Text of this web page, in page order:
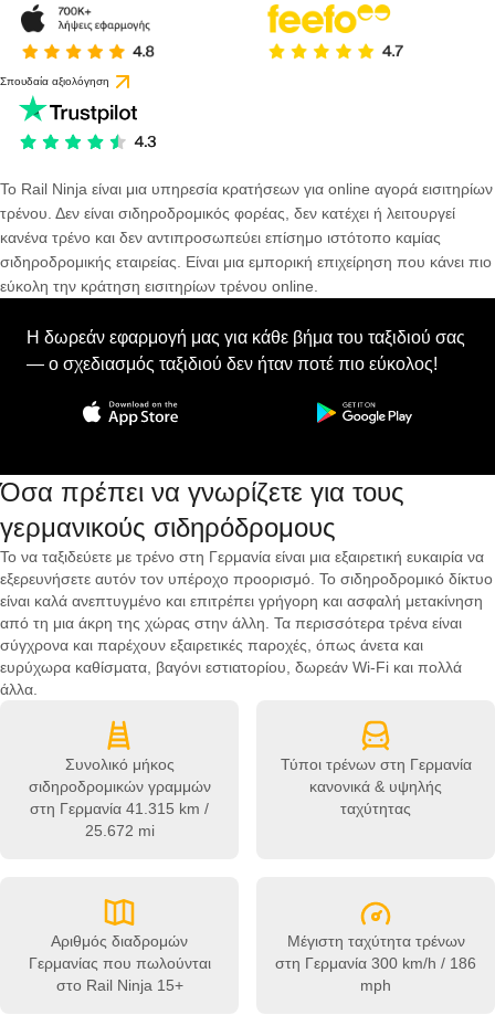
Σπουδαία αξιολόγηση
Το Rail Ninja είναι μια υπηρεσία κρατήσεων για online αγορά εισιτηρίων
τρένου. Δεν είναι σιδηροδρομικός φορέας, δεν κατέχει ή λειτουργεί
κανένα τρένο και δεν αντιπροσωπεύει επίσημο ιστότοπο καμίας
σιδηροδρομικής εταιρείας. Είναι μια εμπορική επιχείρηση που κάνει πιο
εύκολη την κράτηση εισιτηρίων τρένου online.
Η δωρεάν εφαρμογή μας για κάθε βήμα του ταξιδιού σας
— ο σχεδιασμός ταξιδιού δεν ήταν ποτέ πιο εύκολος!
Όσα πρέπει να γνωρίζετε για τους
γερμανικούς σιδηρόδρομους
Το να ταξιδεύετε με τρένο στη Γερμανία είναι μια εξαιρετική ευκαιρία να
εξερευνήσετε αυτόν τον υπέροχο προορισμό. Το σιδηροδρομικό δίκτυο
είναι καλά ανεπτυγμένο και επιτρέπει γρήγορη και ασφαλή μετακίνηση
από τη μια άκρη της χώρας στην άλλη. Τα περισσότερα τρένα είναι
σύγχρονα και παρέχουν εξαιρετικές παροχές, όπως άνετα και
ευρύχωρα καθίσματα, βαγόνι εστιατορίου, δωρεάν Wi-Fi και πολλά
άλλα.
Συνολικό μήκος
σιδηροδρομικών γραμμών
στη Γερμανία 41.315 km /
25.672 mi
Τύποι τρένων στη Γερμανία
κανονικά & υψηλής
ταχύτητας
Αριθμός διαδρομών
Γερμανίας που πωλούνται
στο Rail Ninja 15+
Μέγιστη ταχύτητα τρένων
στη Γερμανία 300 km/h / 186
mph